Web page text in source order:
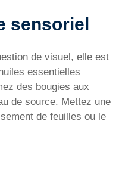
sensoriel
de visuel, elle est
essentielles
des bougies aux
de source. Mettez une
de feuilles ou le